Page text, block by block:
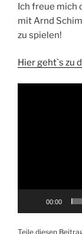
Ich freue mich
mit Arnd
zu spielen!
Hier geht`s zu
00:00
Teile diesen